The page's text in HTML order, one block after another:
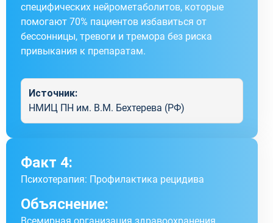
специфических нейрометаболитов, которые
помогают 70% пациентов избавиться от
бессонницы, тревоги и тремора без риска
привыкания к препаратам.
Источник:
НМИЦ ПН им. В.М. Бехтерева (РФ)
Факт 4:
Психотерапия: Профилактика рецидива
Объяснение: